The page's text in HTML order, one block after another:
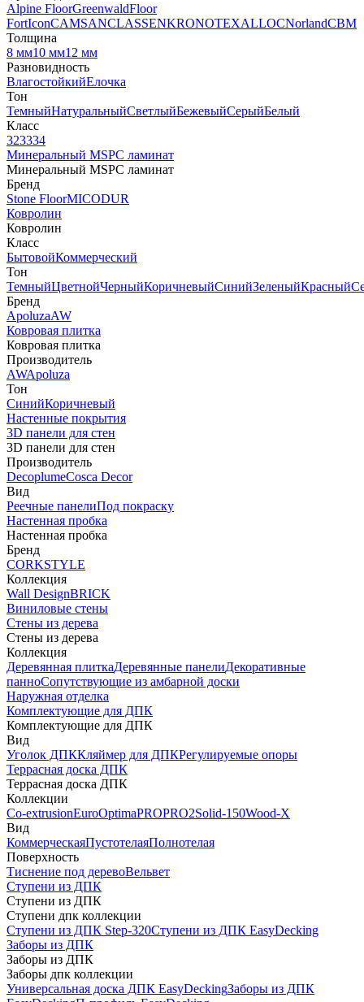
Alpine FloorGreenwaldFloor
FortIconCAMSANCLASSENKRONOTEXALLOCNorlandCBM
Толщина
8 мм10 мм12 мм
Разновидность
ВлагостойкийЕлочка
Тон
ТемныйНатуральныйСветлыйБежевыйСерыйБелый
Класс
323334
Минеральный MSPC ламинат
Минеральный MSPC ламинат
Бренд
Stone FloorMICODUR
Ковролин
Ковролин
Класс
БытовойКоммерческий
Тон
ТемныйЦветнойЧерныйКоричневыйСинийЗеленыйКрасный
Бренд
ApoluzaAW
Ковровая плитка
Ковровая плитка
Производитель
AWApoluza
Тон
СинийКоричневый
Настенные покрытия
3D панели для стен
3D панели для стен
Производитель
DecoplumeCosca Decor
Вид
Реечные панелиПод покраску
Настенная пробка
Настенная пробка
Бренд
CORKSTYLE
Коллекция
Wall DesignBRICK
Виниловые стены
Стены из дерева
Стены из дерева
Коллекция
Деревянная плиткаДеревянные панелиДекоративные
панноСопутствующие из амбарной доски
Наружная отделка
Комплектующие для ДПК
Комплектующие для ДПК
Вид
Уголок ДПККляймер для ДПКРегулируемые опоры
Террасная доска ДПК
Террасная доска ДПК
Коллекции
Co-extrusionEuroOptimaPROPRO2Solid-150Wood-X
Вид
КоммерческаяПустотелаяПолнотелая
Поверхность
Тиснение под деревоВельвет
Ступени из ДПК
Ступени из ДПК
Ступени дпк коллекции
Ступени из ДПК Step-320Ступени из ДПК EasyDecking
Заборы из ДПК
Заборы из ДПК
Заборы дпк коллекции
Универсальная доска ДПК EasyDeckingЗаборы из ДПК